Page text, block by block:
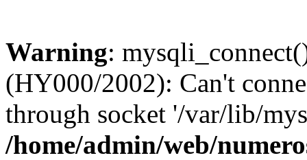
Warning:
(HY000/2002): Can't
through socket '/var/lib/
/home/admin/web/